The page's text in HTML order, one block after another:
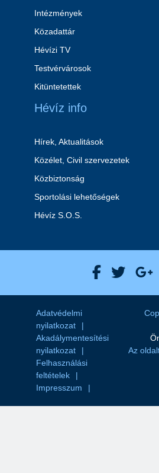
Intézmények
Közadattár
Hévízi TV
Testvérvárosok
Kitüntetettek
Hévíz info
Hírek, Aktualitások
Közélet, Civil szervezetek
Közbiztonság
Sportolási lehetőségek
Hévíz S.O.S.
Hévíz
Adatvédelmi
nyilatkozat
Akadálymentesítési
nyilatkozat
Felhasználási
feltételek
Impresszum
Az